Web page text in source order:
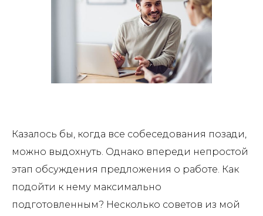
Казалось бы, когда все собеседования позади,
можно выдохнуть. Однако впереди непростой
этап обсуждения предложения о работе. Как
подойти к нему максимально
подготовленным? Несколько советов из мой